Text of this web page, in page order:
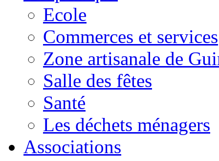
Ecole
Commerces et services
Zone artisanale de
Salle des fêtes
Santé
Les déchets ménagers
Associations